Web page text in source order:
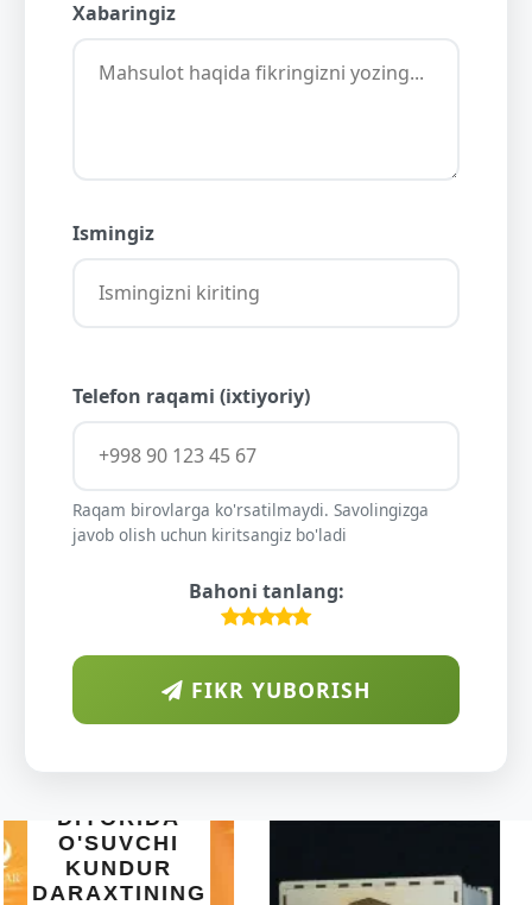
Xabaringiz
Ismingiz
Telefon raqami (ixtiyoriy)
Raqam birovlarga ko'rsatilmaydi. Savolingizga
javob olish uchun kiritsangiz bo'ladi
Bahoni tanlang:
FIKR YUBORISH